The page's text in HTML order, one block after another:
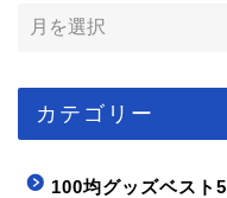
カテゴリー
100均グッズベスト5